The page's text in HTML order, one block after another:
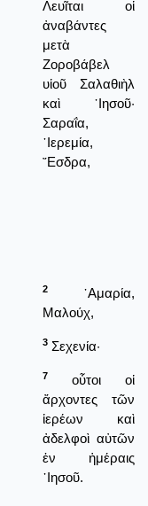
Λευῖται οἱ
ἀναβάντες
μετὰ
Ζοροβάβελ
υἱοῦ Σαλαθιὴλ
καὶ ᾿Ιησοῦ·
Σαραΐα,
῾Ιερεμία,
῎Εσδρα,
2
᾿Αμαρία,
Μαλούχ,
3 Σεχενία·
7
οὗτοι οἱ
ἄρχοντες τῶν
ἱερέων καὶ
ἀδελφοὶ αὐτῶν
ἐν ἡμέραις
᾿Ιησοῦ.